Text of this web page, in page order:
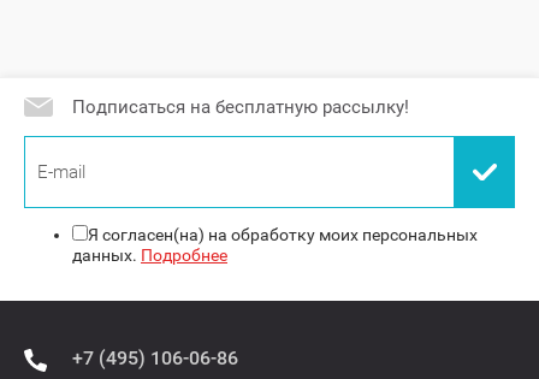
Подписаться на бесплатную рассылку!
Я согласен(на) на обработку моих персональных
данных. Подробнее
+7 (495) 106-06-86